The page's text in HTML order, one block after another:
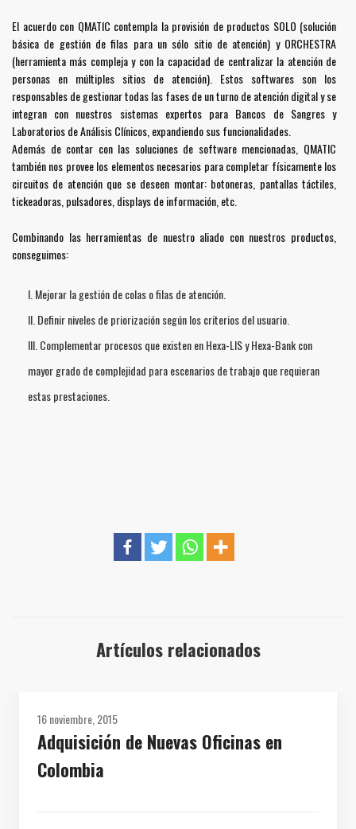
El acuerdo con QMATIC contempla la provisión de productos SOLO (solución
básica de gestión de filas para un sólo sitio de atención) y ORCHESTRA
(herramienta más compleja y con la capacidad de centralizar la atención de
personas en múltiples sitios de atención). Estos softwares son los
responsables de gestionar todas las fases de un turno de atención digital y se
integran con nuestros sistemas expertos para Bancos de Sangres y
Laboratorios de Análisis Clínicos, expandiendo sus funcionalidades.
Además de contar con las soluciones de software mencionadas, QMATIC
también nos provee los elementos necesarios para completar físicamente los
circuitos de atención que se deseen montar: botoneras, pantallas táctiles,
tickeadoras, pulsadores, displays de información, etc.
Combinando las herramientas de nuestro aliado con nuestros productos,
conseguimos:
Mejorar la gestión de colas o filas de atención.
Definir niveles de priorización según los criterios del usuario.
Complementar procesos que existen en Hexa-LIS y Hexa-Bank con
mayor grado de complejidad para escenarios de trabajo que requieran
estas prestaciones.
Artículos relacionados
16 noviembre, 2015
Adquisición de Nuevas Oficinas en
Colombia